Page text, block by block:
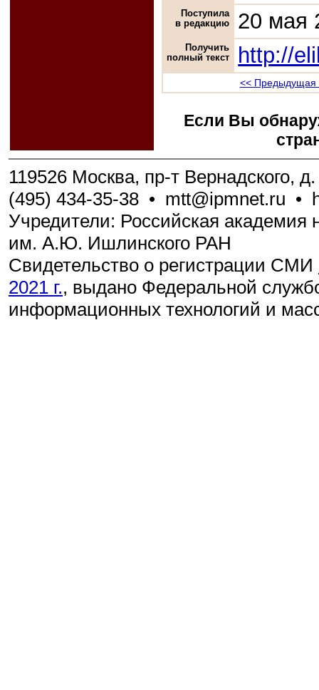
Поступила
в редакцию
20 мая
Получить
полный текст
http://
<< Предыдущая
Если Вы
119526 Москва, пр-т Вернадского,
(495) 434-35-38 • mtt@ipmnet.ru •
Учредители: Российская академия
им. А.Ю. Ишлинского РАН
Свидетельство о регистрации СМИ
2021 г., выдано Федеральной
информационных технологий и